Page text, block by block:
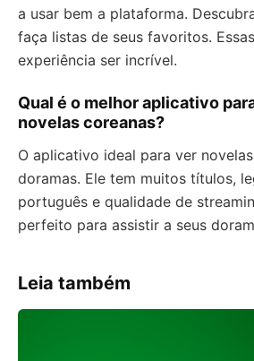
a usar bem a plataforma.
faça listas de seus favoritos.
experiência ser incrível.
Qual é o melhor aplicativo
novelas coreanas?
O aplicativo ideal para ver
doramas. Ele tem muitos títulos,
português e qualidade de
perfeito para assistir a seus
Leia também